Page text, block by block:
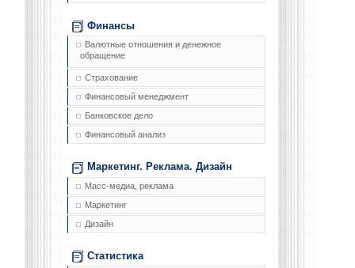
Финансы
Валютные отношения и денежное
обращение
Страхование
Финансовый менеджмент
Банковское дело
Финансовый анализ
Маркетинг. Реклама. Дизайн
Масс-медиа, реклама
Маркетинг
Дизайн
Статистика